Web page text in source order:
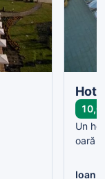
10,0
Un
oară
Ioan